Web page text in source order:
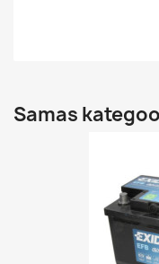
Samas